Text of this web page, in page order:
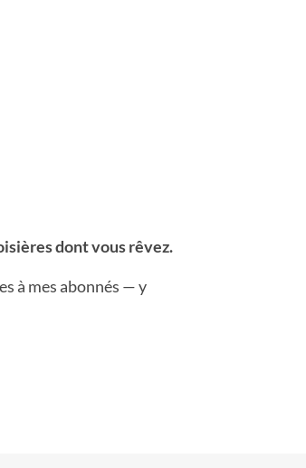
dont vous rêvez.
à mes abonnés — y